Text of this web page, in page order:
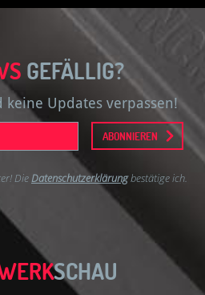
GEFÄLLIG?
keine Updates verpassen!
ABONNIEREN
DieDatenschutzerklärungbestätige ich.
SCHAU